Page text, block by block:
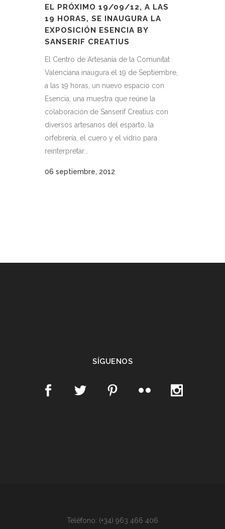
EL PRÓXIMO 19/09/12, A LAS
19 HORAS, SE INAUGURA LA
EXPOSICIÓN ESENCIA BY
SANSERIF CREATIUS
El Centro de Artesanía de la Comunitat
Valenciana inaugura el 19 de Septiembre,
a las 19 horas, un nuevo espacio con
Esencia, una muestra que reúne la
colaboración de Sanserif Creatius con
diversos artesanos del esparto, la
orfebrería, el cuero y el vidrio para
reinterpretar...
06 septiembre, 2012
SÍGUENOS
Teléfono: (+34) 963 466 406